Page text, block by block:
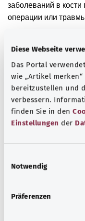
Diese Webseite
Das Portal
wie „Artikel
bereitzustellen und
verbessern.
finden Sie in den
Einstellungen der
Notwendig
Präferenzen
заболеваний в
операции или
возникнуть
повреждение
могут менять форму.
деформации
Дополнительные
Источник